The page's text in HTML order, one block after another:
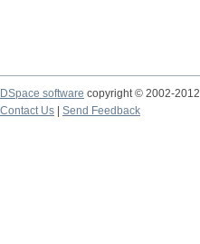
DSpace software copyright © 2002-2012
Contact Us
Send Feedback